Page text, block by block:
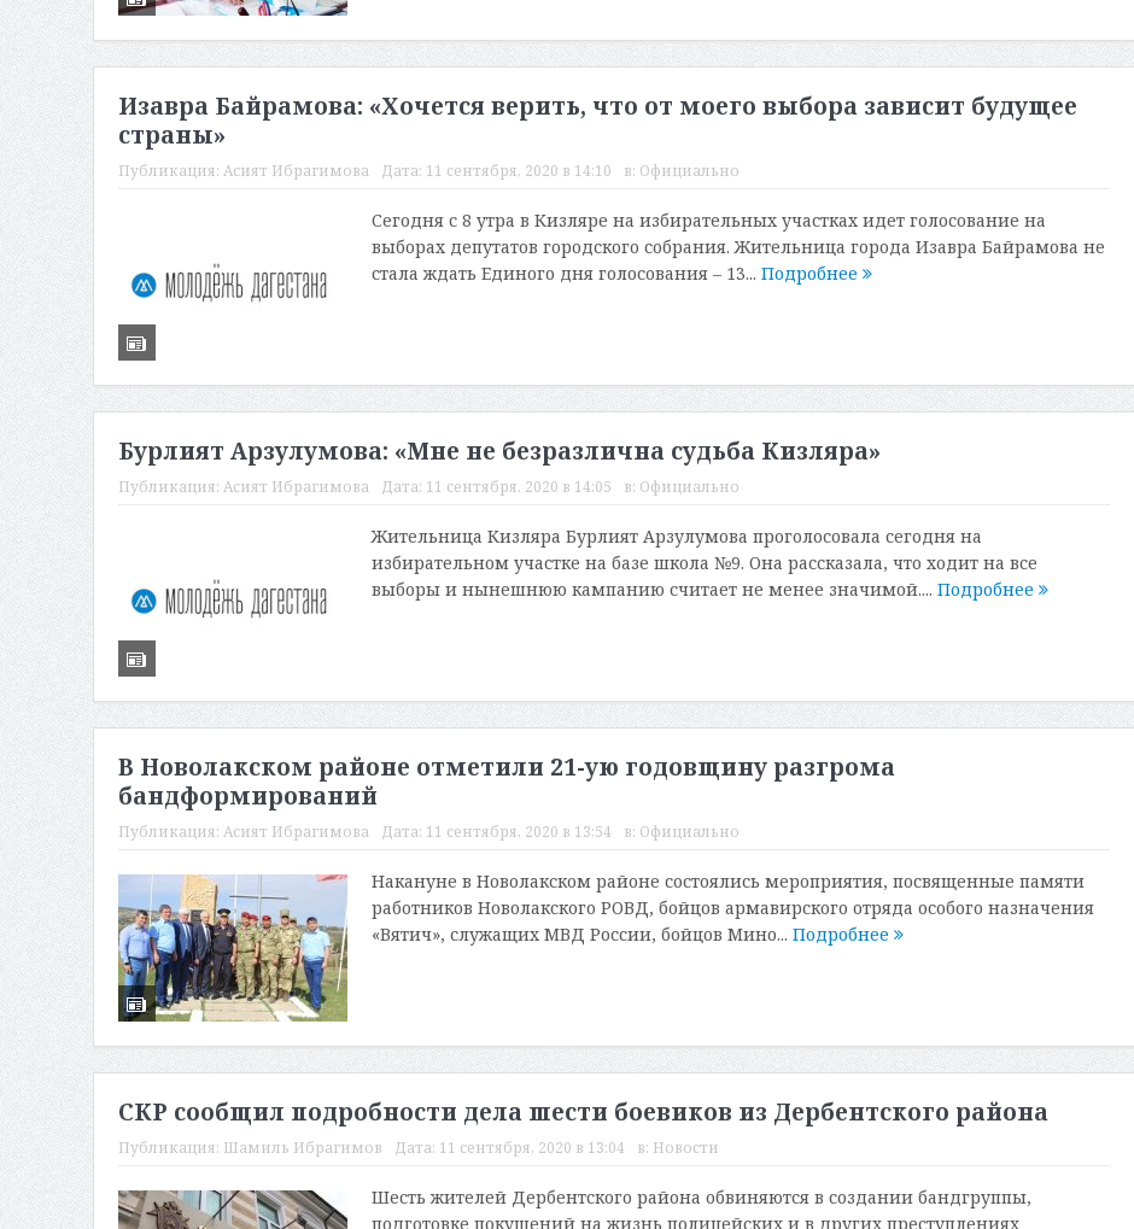
Изавра Байрамова: «Хочется верить, что от моего выбора зависит будущее
страны»
Публикация: Асият Ибрагимова Дата: 11 сентября, 2020 в 14:10 в: Официально
Сегодня с 8 утра в Кизляре на избирательных участках идет голосование на
выборах депутатов городского собрания. Жительница города Изавра Байрамова не
стала ждать Единого дня голосования – 13... Подробнее
Бурлият Арзулумова: «Мне не безразлична судьба Кизляра»
Публикация: Асият Ибрагимова Дата: 11 сентября, 2020 в 14:05 в: Официально
Жительница Кизляра Бурлият Арзулумова проголосовала сегодня на
избирательном участке на базе школа №9. Она рассказала, что ходит на все
выборы и нынешнюю кампанию считает не менее значимой.... Подробнее
В Новолакском районе отметили 21-ую годовщину разгрома
бандформирований
Публикация: Асият Ибрагимова Дата: 11 сентября, 2020 в 13:54 в: Официально
Накануне в Новолакском районе состоялись мероприятия, посвященные памяти
работников Новолакского РОВД, бойцов армавирского отряда особого назначения
«Вятич», служащих МВД России, бойцов Мино... Подробнее
СКР сообщил подробности дела шести боевиков из Дербентского района
Публикация: Шамиль Ибрагимов Дата: 11 сентября, 2020 в 13:04 в: Новости
Шесть жителей Дербентского района обвиняются в создании бандгруппы,
подготовке покушений на жизнь полицейских и в других преступлениях